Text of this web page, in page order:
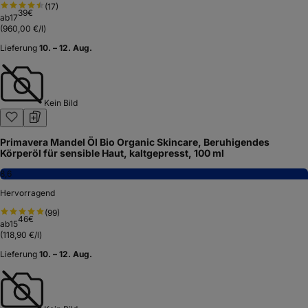
(17)
ab1739€
(960,00 €/l)
Lieferung 10. – 12. Aug.
Kein Bild
Primavera Mandel Öl Bio Organic Skincare, Beruhigendes
Körperöl für sensible Haut, kaltgepresst, 100 ml
8,6
Hervorragend
(99)
ab1546€
(118,90 €/l)
Lieferung 10. – 12. Aug.